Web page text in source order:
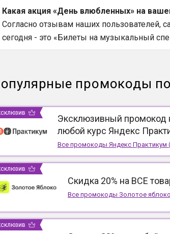
Какая акция «День влюбленных» на
Согласно отзывам наших пользователей,
сегодня - это «Билеты на музыкальный
промокоды
Эксклюзивный промокод
любой курс Яндекс
Все промокоды Яндекс Практикум (
Скидка 20% на ВСЕ
Все промокоды Золотое яблоко